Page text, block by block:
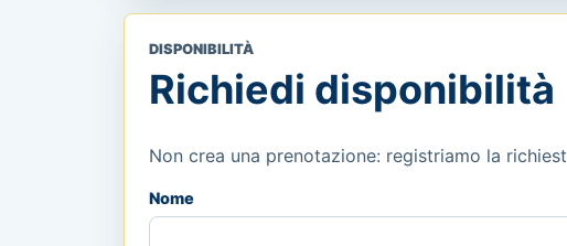
DISPONIBILITÀ
Richiedi disponibilità
Non crea una prenotazione: registriamo la
Nome